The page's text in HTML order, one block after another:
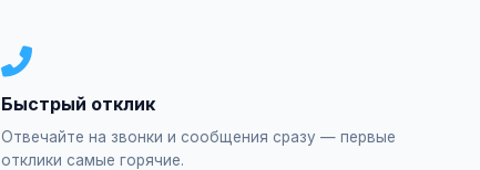
Быстрый отклик
Отвечайте на звонки и сообщения сразу — первые
отклики самые горячие.